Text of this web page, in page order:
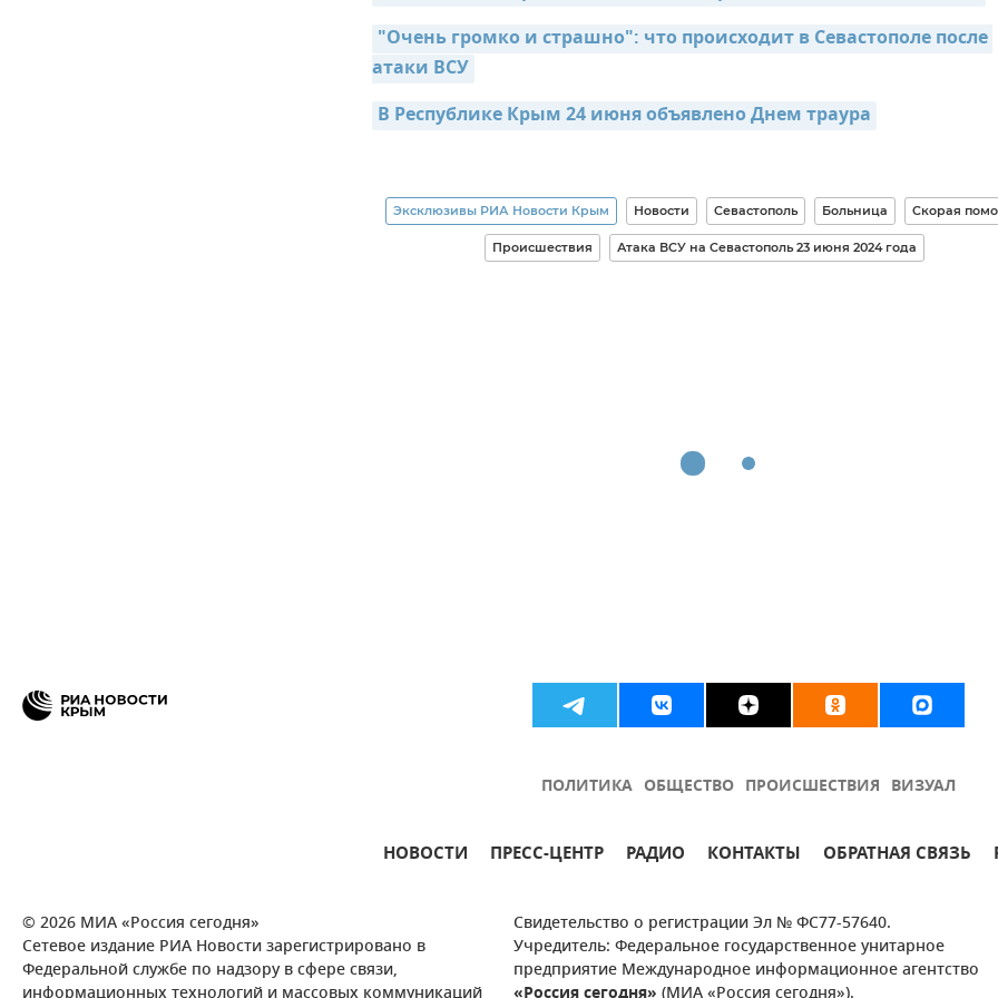
"Очень громко и страшно": что происходит в Севастополе после
атаки ВСУ
В Республике Крым 24 июня объявлено Днем траура
Эксклюзивы РИА Новости Крым Новости Севастополь Больница Скорая
Происшествия Атака ВСУ на Севастополь 23 июня 2024 года
ПОЛИТИКА ОБЩЕСТВО ПРОИСШЕСТВИЯ ВИЗУАЛ
НОВОСТИ ПРЕСС-ЦЕНТР РАДИО КОНТАКТЫ ОБРАТНАЯ СВЯЗЬ
© 2026 МИА «Россия сегодня»
Сетевое издание РИА Новости зарегистрировано в
Федеральной службе по надзору в сфере связи,
Свидетельство о регистрации Эл № ФС77-57640.
Учредитель: Федеральное государственное унитарное
предприятие Международное информационное агентство